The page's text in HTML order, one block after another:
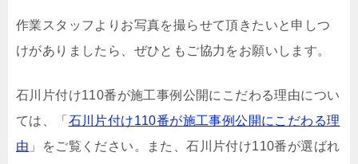
作業スタッフよりお写真を撮らせて頂きたいと申しつ
けがありましたら、ぜひともご協力をお願いします。
石川片付け110番が施工事例公開にこだわる理由につい
ては、「 石川片付け110番が施工事例公開にこだわる理
由 」をご覧ください。また、石川片付け110番が選ばれ